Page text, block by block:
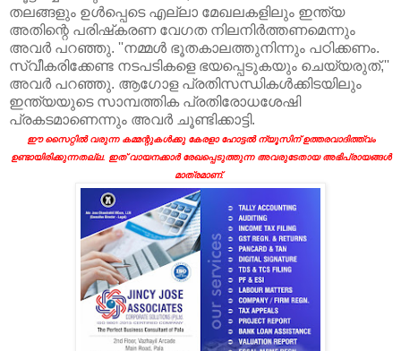
തലങ്ങളും ഉൾപ്പെടെ എല്ലാ മേഖലകളിലും ഇന്ത്യ
അതിന്റെ പരിഷ്‌കരണ വേഗത നിലനിർത്തണമെന്നും
അവർ പറഞ്ഞു. ''നമ്മൾ ഭൂതകാലത്തുനിന്നും പഠിക്കണം.
സ്വീകരിക്കേണ്ട നടപടികളെ ഭയപ്പെടുകയും ചെയ്യരുത്,''
അവർ പറഞ്ഞു. ആഗോള പ്രതിസന്ധികൾക്കിടയിലും
ഇന്ത്യയുടെ സാമ്പത്തിക പ്രതിരോധശേഷി
പ്രകടമാണെന്നും അവർ ചൂണ്ടിക്കാട്ടി.
ഈ സൈറ്റിൽ വരുന്ന കമ്മന്റുകൾക്കു കേരളാ ഹോട്ടൽ ന്യൂസിന് ഉത്തരവാദിത്ത്വം
ഉണ്ടായിരിക്കുന്നതല്ല. ഇത് വായനക്കാർ രേഖപ്പെടുത്തുന്ന അവരുടേതായ അഭിപ്രായങ്ങൾ
മാത്രമാണ്.